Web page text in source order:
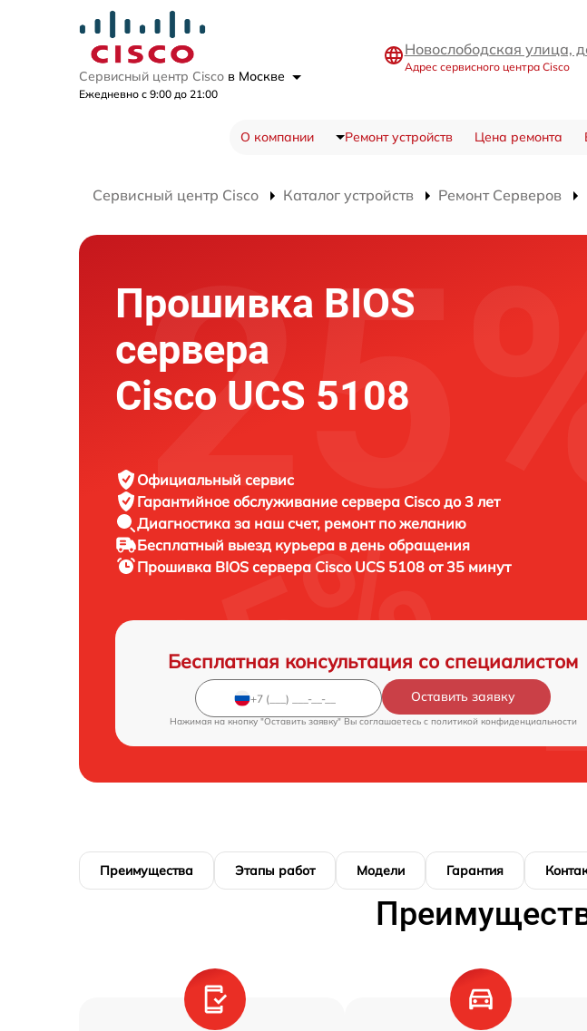
Сервисный центр Cisco в Москве
Ежедневно с 9:00 до 21:00
Новослободская улица,
Адрес сервисного центра Cisco
О компании Ремонт устройств Цена ремонта
Сервисный центр Cisco Каталог устройств Ремонт Серверов
Прошивка BIOS
сервера
Cisco UCS 5108
Официальный сервис
Гарантийное обслуживание сервера Cisco до 3 лет
Диагностика за наш счет, ремонт по желанию
Бесплатный выезд курьера в день обращения
Прошивка BIOS сервера Cisco UCS 5108 от 35 минут
Бесплатная консультация со специалистом
Оставить заявку
Нажимая на кнопку "Оставить заявку" Вы соглашаетесь c политикой конфиденциальности
Преимущества Этапы работ Модели Гарантия